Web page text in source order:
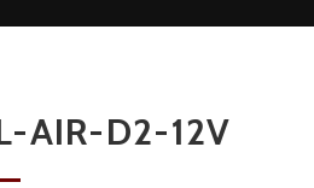
AIR-D2-12V